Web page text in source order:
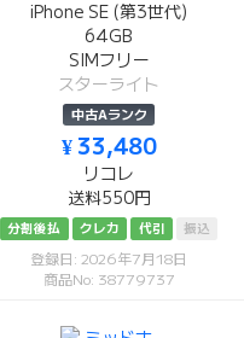
iPhone SE (第3世代)
64GB
SIMフリー
スターライト
中古Aランク
¥ 33,480
リコレ
送料550円
分割後払 クレカ 代引 振込
登録日: 2026年7月18日
商品No: 38779737